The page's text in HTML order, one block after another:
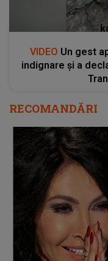
VIDEO Un gest
indignare și a
RECOMANDĂRI